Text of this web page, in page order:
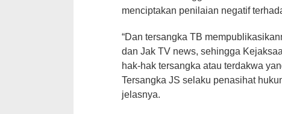
menciptakan penilaian negatif
“Dan tersangka TB
dan Jak TV news, sehingga
hak-hak tersangka atau terdakwa
Tersangka JS selaku penasihat
jelasnya.